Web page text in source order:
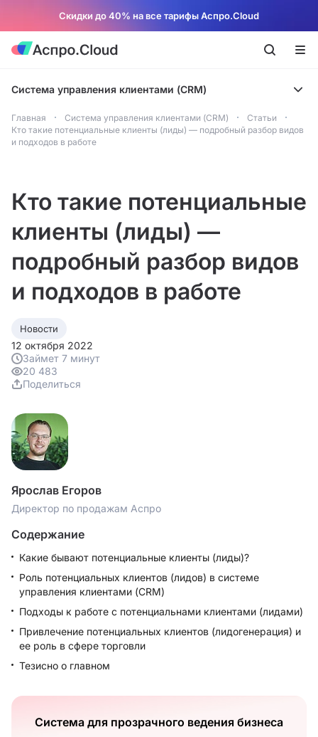
Скидки до 40% на все тарифы Аспро.Cloud
Система управления клиентами (CRM)
Главная Система управления клиентами (CRM)
Статьи
Кто такие потенциальные клиенты (лиды) — подробный разбор видов
и подходов в работе
Кто такие потенциальные
клиенты (лиды) —
подробный разбор видов
и подходов в работе
Новости
12 октября 2022
Займет 7 минут
20 483
Поделиться
Ярослав Егоров
Директор по продажам Аспро
Содержание
Какие бывают потенциальные клиенты (лиды)?
Роль потенциальных клиентов (лидов) в системе
управления клиентами (CRM)
Подходы к работе с потенциальнами клиентами (лидами)
Привлечение потенциальных клиентов (лидогенерация) и
ее роль в сфере торговли
Тезисно о главном
Система для прозрачного ведения бизнеса